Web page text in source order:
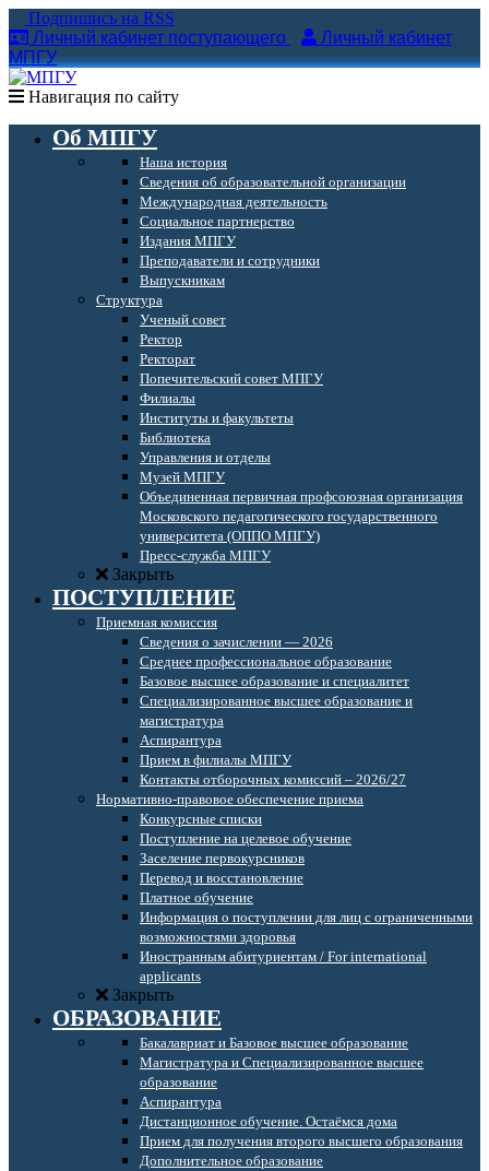
Подпишись на RSS
Личный кабинет поступающего
Личный кабинет
МПГУ
Навигация по сайту
Об МПГУ
Наша история
Сведения об образовательной организации
Международная деятельность
Социальное партнерство
Издания МПГУ
Преподаватели и сотрудники
Выпускникам
Структура
Ученый совет
Ректор
Ректорат
Попечительский совет МПГУ
Филиалы
Институты и факультеты
Библиотека
Управления и отделы
Музей МПГУ
Объединенная первичная профсоюзная организация
Московского педагогического государственного
университета (ОППО МПГУ)
Пресс-служба МПГУ
Закрыть
ПОСТУПЛЕНИЕ
Приемная комиссия
Сведения о зачислении — 2026
Среднее профессиональное образование
Базовое высшее образование и специалитет
Специализированное высшее образование и
магистратура
Аспирантура
Прием в филиалы МПГУ
Контакты отборочных комиссий – 2026/27
Нормативно-правовое обеспечение приема
Конкурсные списки
Поступление на целевое обучение
Заселение первокурсников
Перевод и восстановление
Платное обучение
Информация о поступлении для лиц с ограниченными
возможностями здоровья
Иностранным абитуриентам / For international
applicants
Закрыть
ОБРАЗОВАНИЕ
Бакалавриат и Базовое высшее образование
Магистратура и Специализированное высшее
образование
Аспирантура
Дистанционное обучение. Остаёмся дома
Прием для получения второго высшего образования
Дополнительное образование